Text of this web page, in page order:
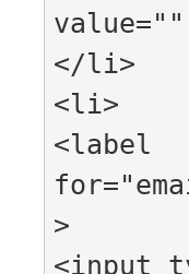
</li>
<li>
<label
>
<input